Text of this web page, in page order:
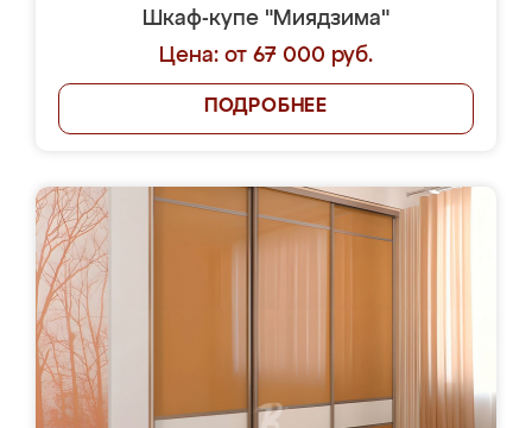
Шкаф-купе "Миядзима"
Цена: от 67 000 руб.
ПОДРОБНЕЕ